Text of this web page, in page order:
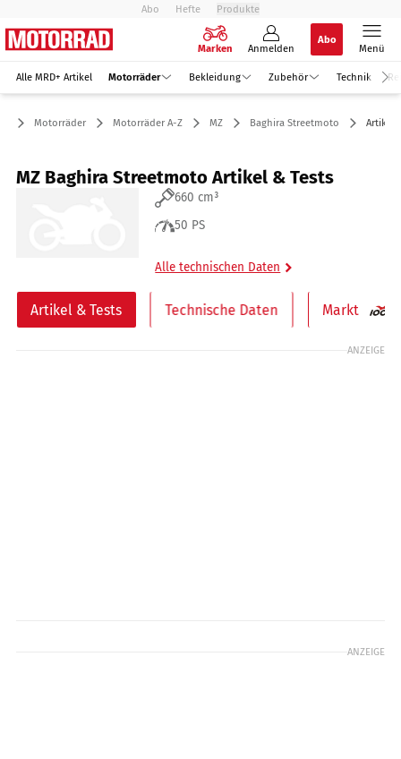
Abo Hefte Produkte
Marken Anmelden
Abo
Menü
Alle MRD+ Artikel Motorräder Bekleidung Zubehör Technik
Motorräder Motorräder A-Z MZ Baghira Streetmoto Artikel
MZ Baghira Streetmoto Artikel & Tests
660 cm³
50 PS
Alle technischen Daten
Artikel & Tests Technische Daten Markt
ANZEIGE
ANZEIGE